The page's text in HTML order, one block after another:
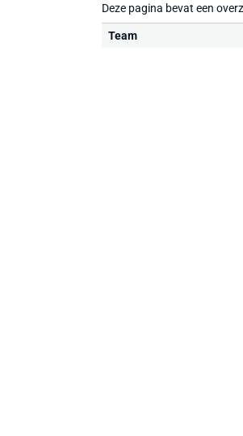
Deze pagina bevat een
Team